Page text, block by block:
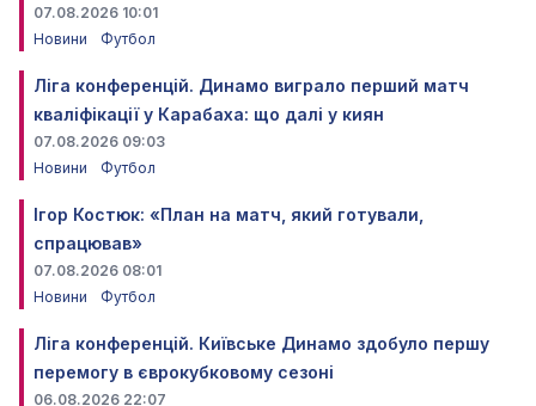
07.08.2026 10:01
Новини
Футбол
Ліга конференцій. Динамо виграло перший матч
кваліфікації у Карабаха: що далі у киян
07.08.2026 09:03
Новини
Футбол
Ігор Костюк: «План на матч, який готували,
спрацював»
07.08.2026 08:01
Новини
Футбол
Ліга конференцій. Київське Динамо здобуло першу
перемогу в єврокубковому сезоні
06.08.2026 22:07